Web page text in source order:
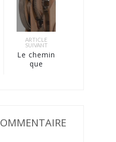
ARTICLE
SUIVANT
Le chemin
que